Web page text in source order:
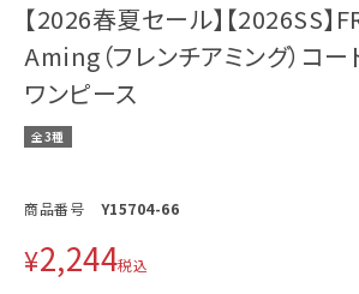
【2026春夏セール】【2026SS】
Aming（フレンチアミング）コ
ワンピース
全3種
商品番号 Y15704-66
¥2,244税込